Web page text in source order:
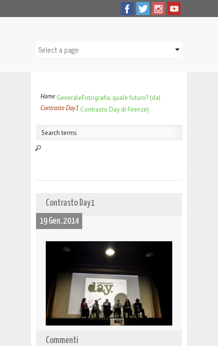
Home GeneraleFotografia, quale futuro? (dal
Contrasto Day di Firenze)
Contrasto Day1
Contrasto Day1
19 Gen, 2014
Commenti